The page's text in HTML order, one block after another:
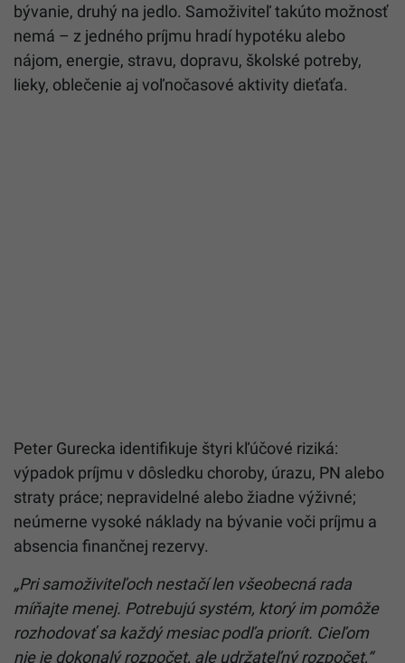
bývanie, druhý na jedlo. Samoživiteľ takúto možnosť
nemá – z jedného príjmu hradí hypotéku alebo
nájom, energie, stravu, dopravu, školské potreby,
lieky, oblečenie aj voľnočasové aktivity dieťaťa.
Peter Gurecka identifikuje štyri kľúčové riziká:
výpadok príjmu v dôsledku choroby, úrazu, PN alebo
straty práce; nepravidelné alebo žiadne výživné;
neúmerne vysoké náklady na bývanie voči príjmu a
absencia finančnej rezervy.
„Pri samoživiteľoch nestačí len všeobecná rada
míňajte menej. Potrebujú systém, ktorý im pomôže
rozhodovať sa každý mesiac podľa priorít. Cieľom
nie je dokonalý rozpočet, ale udržateľný rozpočet,“